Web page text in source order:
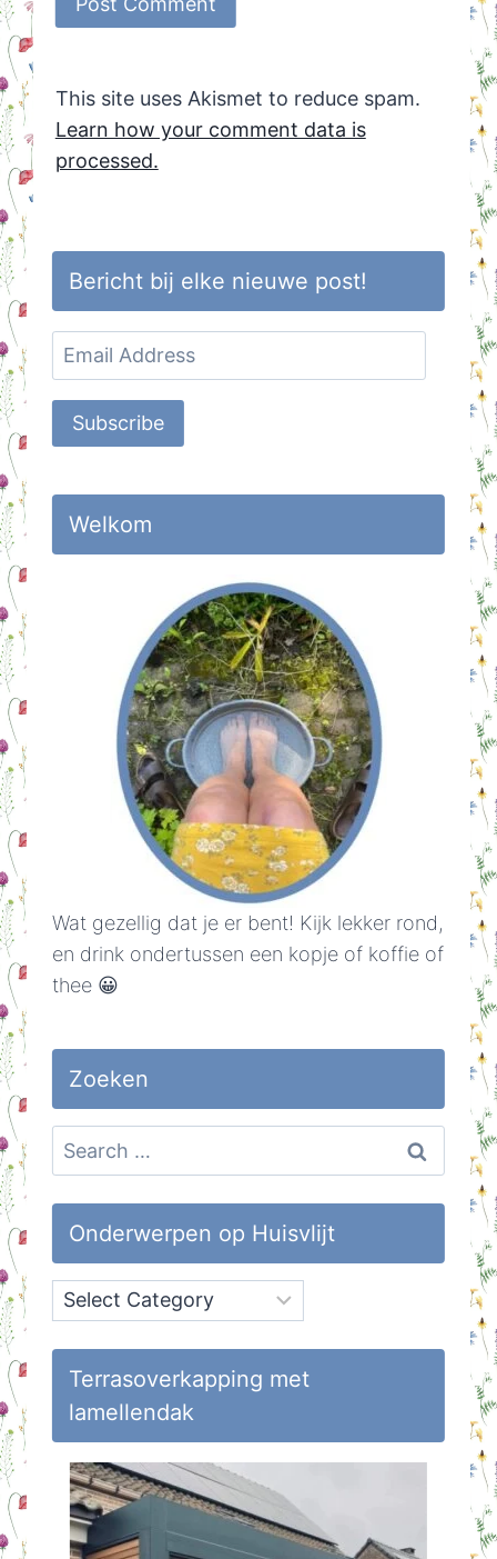
This site uses Akismet to reduce spam.
Learn how your comment data is
processed.
Bericht bij elke nieuwe post!
Email
Address
Subscribe
Welkom
Wat gezellig dat je er bent! Kijk lekker rond,
en drink ondertussen een kopje of koffie of
thee 😀
Zoeken
Search
for:
Onderwerpen op Huisvlijt
Onderwerpen
op
Huisvlijt
Terrasoverkapping met
lamellendak